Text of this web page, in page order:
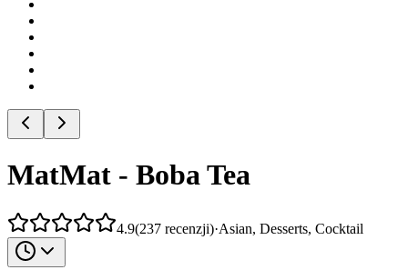
MatMat - Boba Tea
4.9(237 recenzji)·Asian, Desserts, Cocktail